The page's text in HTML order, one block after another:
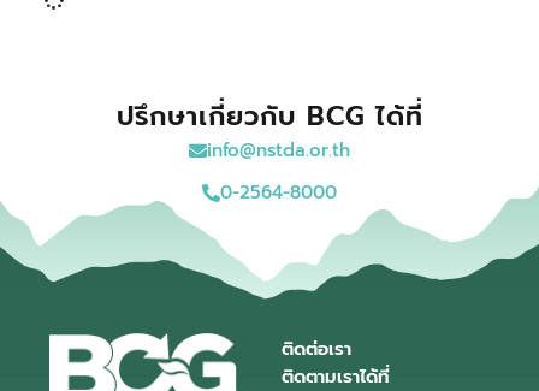
ปรึกษาเกี่ยวกับ BCG ได้ที่
info@nstda.or.th
0-2564-8000
ติดต่อเรา
ติดตามเราได้ที่